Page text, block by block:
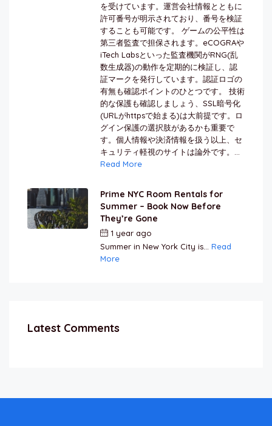
を受けています。運営会社情報とともに
許可番号が明示されており、番号を検証
することも可能です。 ゲームの公平性は
第三者監査で担保されます。eCOGRAや
iTech Labsといった監査機関がRNG(乱
数生成器)の動作を定期的に検証し、認
証マークを発行しています。認証ロゴの
有無も確認ポイントのひとつです。 技術
的な保護も確認しましょう、SSL暗号化
(URLがhttpsで始まる)は大前提です。ロ
グイン保護の選択肢があるかも重要で
す。個人情報や決済情報を扱う以上、セ
キュリティ軽視のサイトは論外です。...
Read More
Prime NYC Room Rentals for
Summer – Book Now Before
They’re Gone
1 year ago
Summer in New York City is... Read
More
Latest Comments